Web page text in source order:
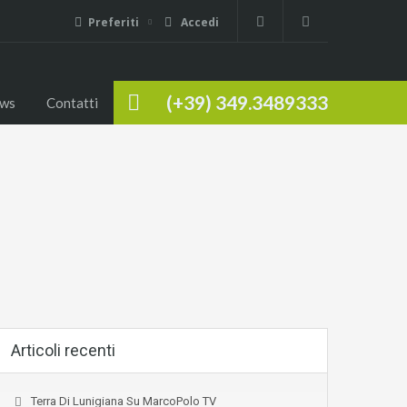
Preferiti Accedi
(+39) 349.3489333
Contatti
Articoli recenti
Terra Di Lunigiana Su MarcoPolo TV